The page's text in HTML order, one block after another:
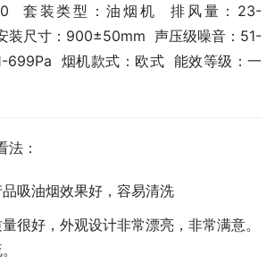
套装类型：油烟机  排风量：23-
装尺寸：900±50mm  声压级噪音：51-
699Pa  烟机款式：欧式  能效等级：一
法：
吸油烟效果好，容易清洗
很好，外观设计非常漂亮，非常满意。